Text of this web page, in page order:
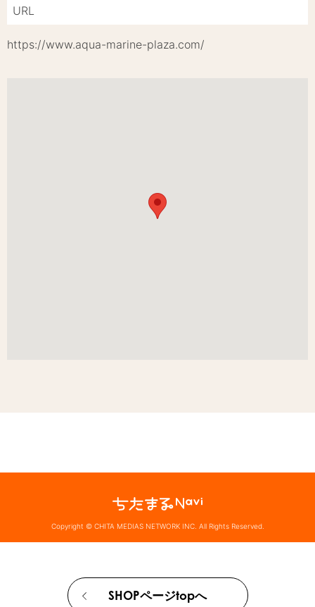
URL
https://www.aqua-marine-plaza.com/
Copyright © CHITA MEDIAS NETWORK INC. All Rights Reserved.
SHOPページtopへ